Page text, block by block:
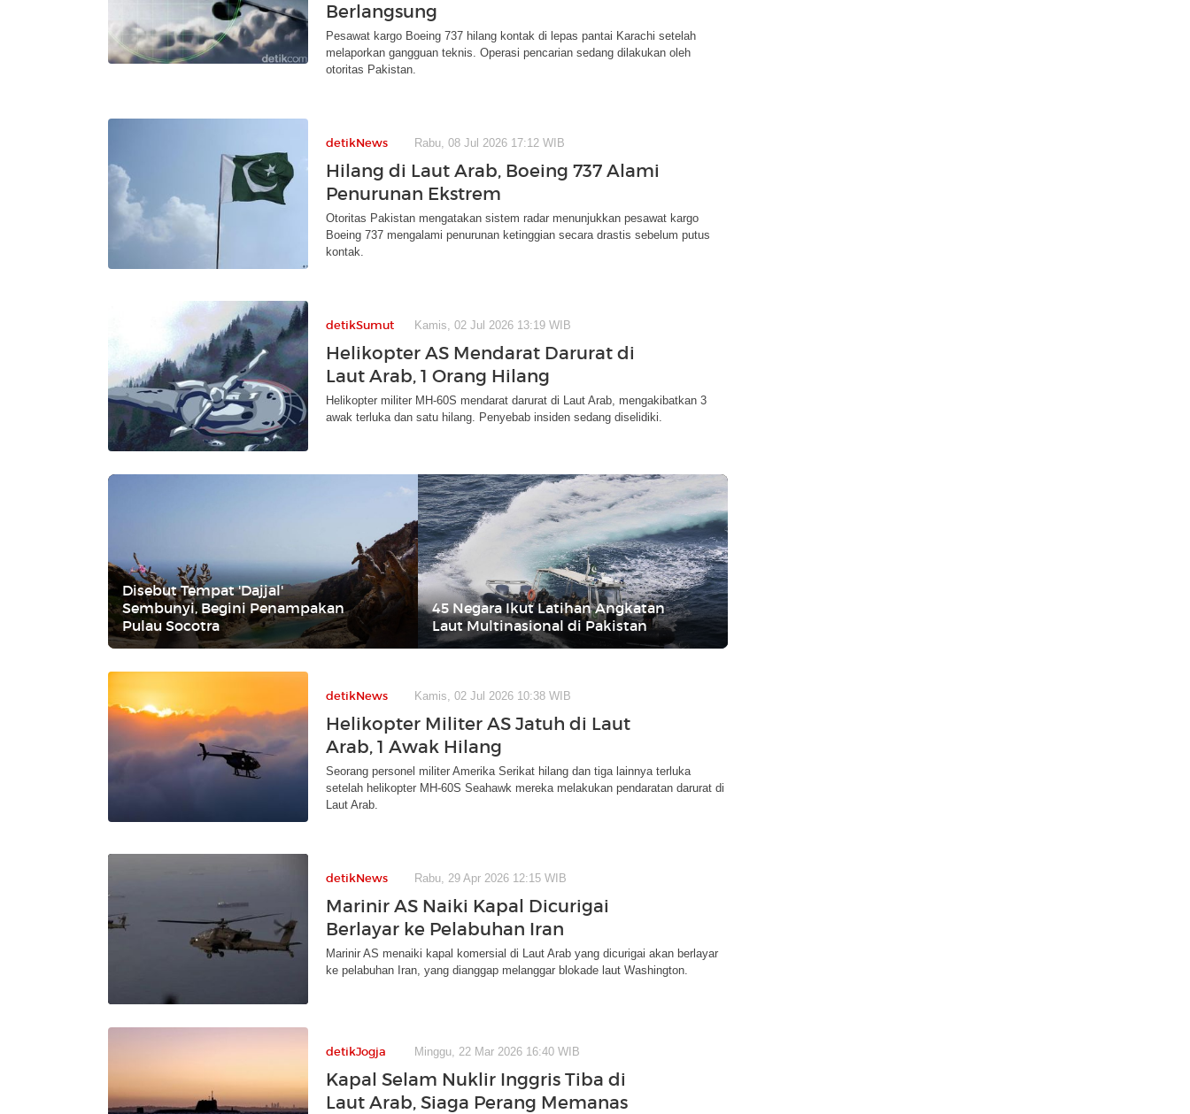
Berlangsung
Pesawat kargo Boeing 737 hilang kontak di lepas pantai Karachi setelah
melaporkan gangguan teknis. Operasi pencarian sedang dilakukan oleh
otoritas Pakistan.
detikNews Rabu, 08 Jul 2026 17:12 WIB
Hilang di Laut Arab, Boeing 737 Alami
Penurunan Ekstrem
Otoritas Pakistan mengatakan sistem radar menunjukkan pesawat kargo
Boeing 737 mengalami penurunan ketinggian secara drastis sebelum putus
kontak.
detikSumut Kamis, 02 Jul 2026 13:19 WIB
Helikopter AS Mendarat Darurat di
Laut Arab, 1 Orang Hilang
Helikopter militer MH-60S mendarat darurat di Laut Arab, mengakibatkan 3
awak terluka dan satu hilang. Penyebab insiden sedang diselidiki.
Disebut Tempat 'Dajjal'
Sembunyi, Begini Penampakan
Pulau Socotra
45 Negara Ikut Latihan Angkatan
Laut Multinasional di Pakistan
detikNews Kamis, 02 Jul 2026 10:38 WIB
Helikopter Militer AS Jatuh di Laut
Arab, 1 Awak Hilang
Seorang personel militer Amerika Serikat hilang dan tiga lainnya terluka
setelah helikopter MH-60S Seahawk mereka melakukan pendaratan darurat di
Laut Arab.
detikNews Rabu, 29 Apr 2026 12:15 WIB
Marinir AS Naiki Kapal Dicurigai
Berlayar ke Pelabuhan Iran
Marinir AS menaiki kapal komersial di Laut Arab yang dicurigai akan berlayar
ke pelabuhan Iran, yang dianggap melanggar blokade laut Washington.
detikJogja Minggu, 22 Mar 2026 16:40 WIB
Kapal Selam Nuklir Inggris Tiba di
Laut Arab, Siaga Perang Memanas